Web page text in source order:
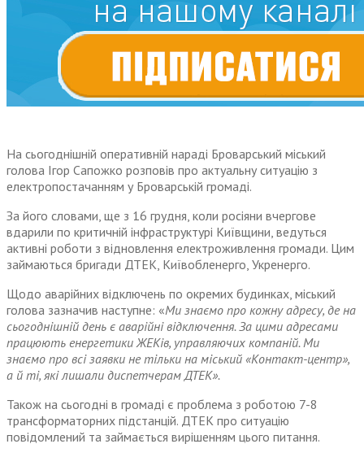
На сьогоднішній оперативній нараді Броварський міський
голова Ігор Сапожко розповів про актуальну ситуацію з
електропостачанням у Броварській громаді.
За його словами, ще з 16 грудня, коли росіяни вчергове
вдарили по критичній інфраструктурі Київщини, ведуться
активні роботи з відновлення електроживлення громади. Цим
займаються бригади ДТЕК, Київобленерго, Укренерго.
Щодо аварійних відключень по окремих будинках, міський
голова зазначив наступне: «Ми знаємо про кожну адресу, де на
сьогоднішній день є аварійні відключення. За цими адресами
працюють енергетики ЖЕКів, управляючих компаній. Ми
знаємо про всі заявки не тільки на міський «Контакт-центр»,
а й ті, які лишали диспетчерам ДТЕК».
Також на сьогодні в громаді є проблема з роботою 7-8
трансформаторних підстанцій. ДТЕК про ситуацію
повідомлений та займається вирішенням цього питання.